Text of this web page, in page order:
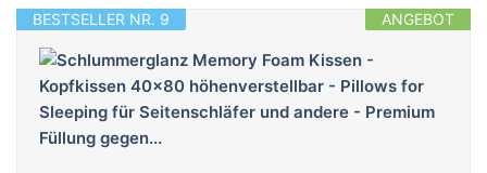
ANGEBOT
BESTSELLER NR. 9